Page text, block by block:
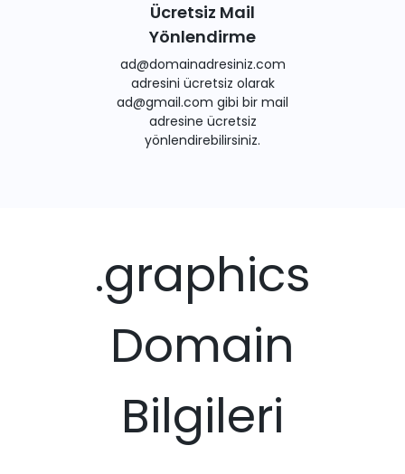
Ücretsiz Mail
Yönlendirme
ad@domainadresiniz.com
adresini ücretsiz olarak
ad@gmail.com gibi bir mail
adresine ücretsiz
yönlendirebilirsiniz.
.graphics
Domain
Bilgileri